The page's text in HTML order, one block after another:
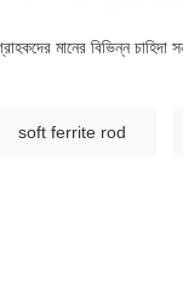
মানের বিভিন্ন
soft ferrite rod